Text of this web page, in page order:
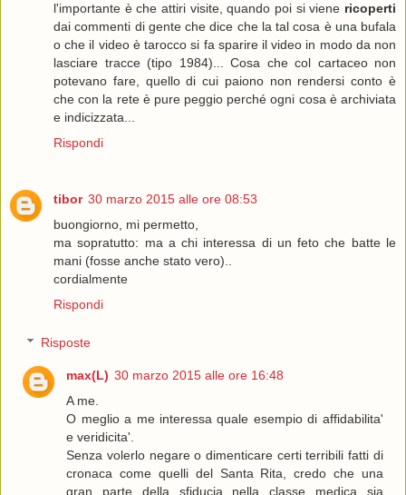
l'importante è che attiri visite, quando poi si viene ricoperti
dai commenti di gente che dice che la tal cosa è una bufala
o che il video è tarocco si fa sparire il video in modo da non
lasciare tracce (tipo 1984)... Cosa che col cartaceo non
potevano fare, quello di cui paiono non rendersi conto è
che con la rete è pure peggio perché ogni cosa è archiviata
e indicizzata...
Rispondi
tibor 30 marzo 2015 alle ore 08:53
buongiorno, mi permetto,
ma sopratutto: ma a chi interessa di un feto che batte le
mani (fosse anche stato vero)..
cordialmente
Rispondi
Risposte
max(L) 30 marzo 2015 alle ore 16:48
A me.
O meglio a me interessa quale esempio di affidabilita'
e veridicita'.
Senza volerlo negare o dimenticare certi terribili fatti di
cronaca come quelli del Santa Rita, credo che una
gran parte della sfiducia nella classe medica sia